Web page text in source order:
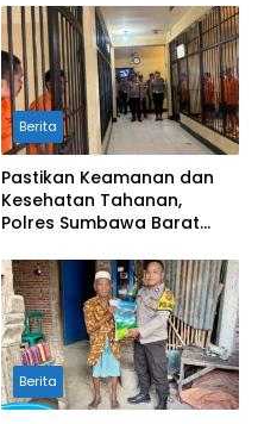
Pangan
Berita
Pastikan Keamanan dan
Kesehatan Tahanan,
Polres Sumbawa Barat
Rutan Secara Berkala
Berita